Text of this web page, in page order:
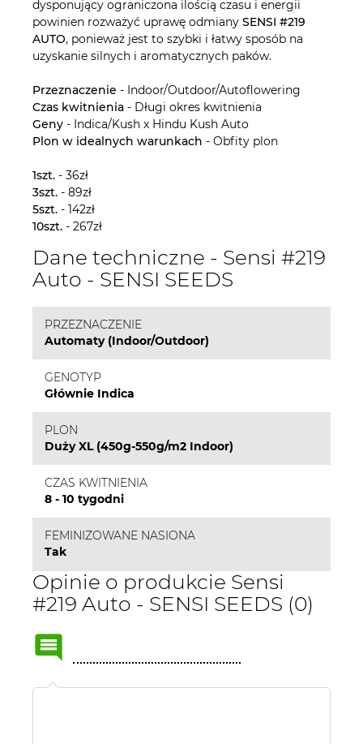
dysponujący ograniczona ilością czasu i energii
powinien rozważyć uprawę odmiany SENSI #219
AUTO, ponieważ jest to szybki i łatwy sposób na
uzyskanie silnych i aromatycznych paków.
Przeznaczenie - Indoor/Outdoor/Autoflowering
Czas kwitnienia - Długi okres kwitnienia
Geny - Indica/Kush x Hindu Kush Auto
Plon w idealnych warunkach - Obfity plon
1szt. - 36zł
3szt. - 89zł
5szt. - 142zł
10szt. - 267zł
Dane techniczne - Sensi #219
Auto - SENSI SEEDS
PRZEZNACZENIE
Automaty (Indoor/Outdoor)
GENOTYP
Głównie Indica
PLON
Duży XL (450g-550g/m2 Indoor)
CZAS KWITNIENIA
8 - 10 tygodni
FEMINIZOWANE NASIONA
Tak
Opinie o produkcie Sensi
#219 Auto - SENSI SEEDS (0)